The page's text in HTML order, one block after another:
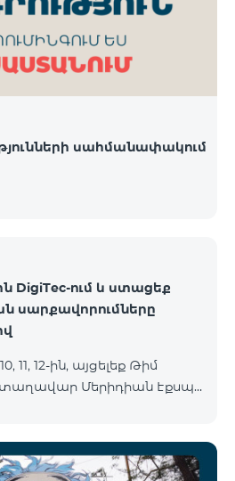
սահմանափակում
DigiTec-ում և ստացեք
սարքավորումները
11, 12-ին, այցելեք Թիմ
տաղավար Մերիդիան Էքսպո
12 ամիս
և ստացեք